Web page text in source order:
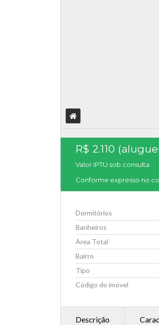
R$ 2.110
Valor IPTU sob consulta
Conforme expresso no
Dormitórios
Banheiros
Área Total
Bairro
Tipo
Código do imóvel
Descrição